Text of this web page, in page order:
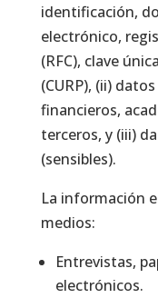
identificación,
electrónico,
(RFC), clave
(CURP), (ii)
financieros,
terceros, y (iii)
(sensibles).
La información
medios:
Entrevistas,
electrónicos.